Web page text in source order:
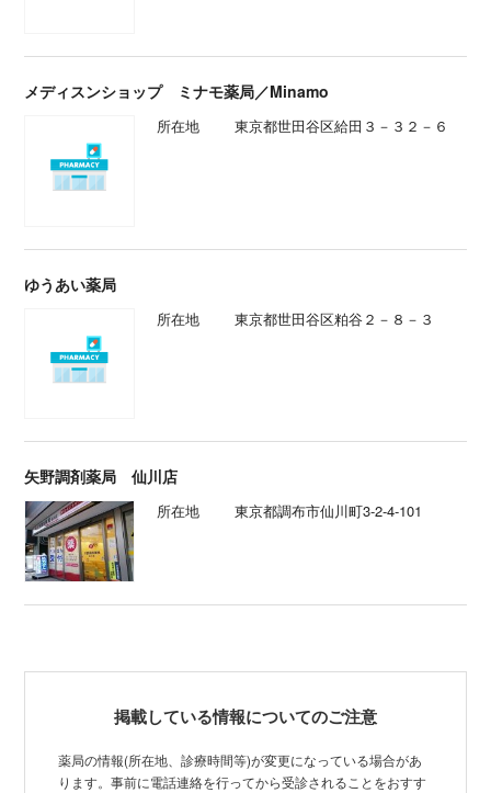
メディスンショップ ミナモ薬局／Minamo
所在地 東京都世田谷区給田３－３２－６
ゆうあい薬局
所在地 東京都世田谷区粕谷２－８－３
矢野調剤薬局 仙川店
所在地 東京都調布市仙川町3-2-4-101
掲載している情報についてのご注意
薬局の情報(所在地、診療時間等)が変更になっている場合があ
ります。事前に電話連絡を行ってから受診されることをおすす